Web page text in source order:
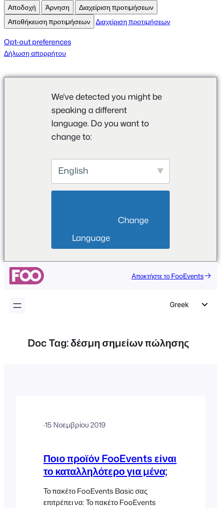
Αποδοχή
Άρνηση
Διαχείριση προτιμήσεων
Αποθήκευση προτιμήσεων Διαχείριση προτιμήσεων
Opt-out preferences
Δήλωση απορρήτου
We've detected you might be
speaking a different
language. Do you want to
change to:
English
Language
Μετάβαση
Αποκτήστε το FooEvents
Greek
Doc Tag:δέσμη σημείων πώλησης
·15 Νοεμβρίου 2019
Ποιο προϊόν FooEvents είναι
το καταλληλότερο για μένα;
Το πακέτο FooEvents Basic σας
επιτρέπει να: Το πακέτο FooEvents